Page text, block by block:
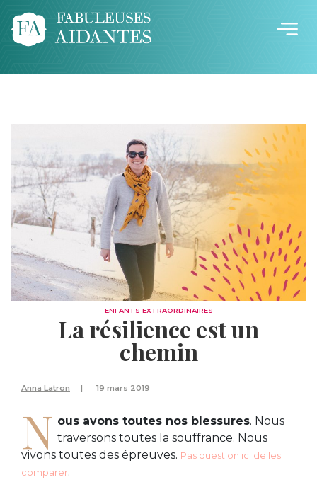
ENFANTS EXTRAORDINAIRES
La résilience est un
chemin
Anna Latron 19 mars 2019
N ous avons toutes nos blessures. Nous
traversons toutes la souffrance. Nous
vivons toutes des épreuves. Pas question ici de les
comparer.